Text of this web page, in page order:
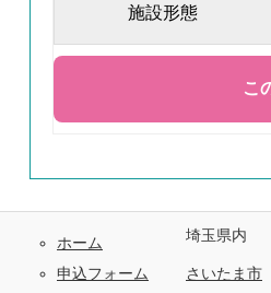
施設形態
ホーム
申込フォーム
埼玉県内
さいたま市